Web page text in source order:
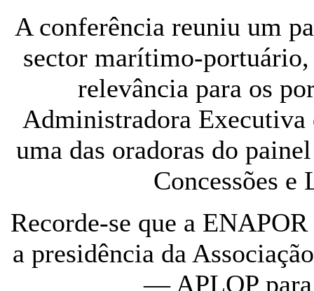
A conferência reuniu um
sector marítimo-portuário,
relevância para os
Administradora
uma das oradoras do
Concessões e
Recorde-se que a
a presidência da
— APLOP